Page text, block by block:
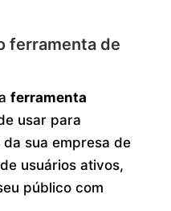
ferramenta de
ferramenta
usar para
sua empresa de
usuários ativos,
público com